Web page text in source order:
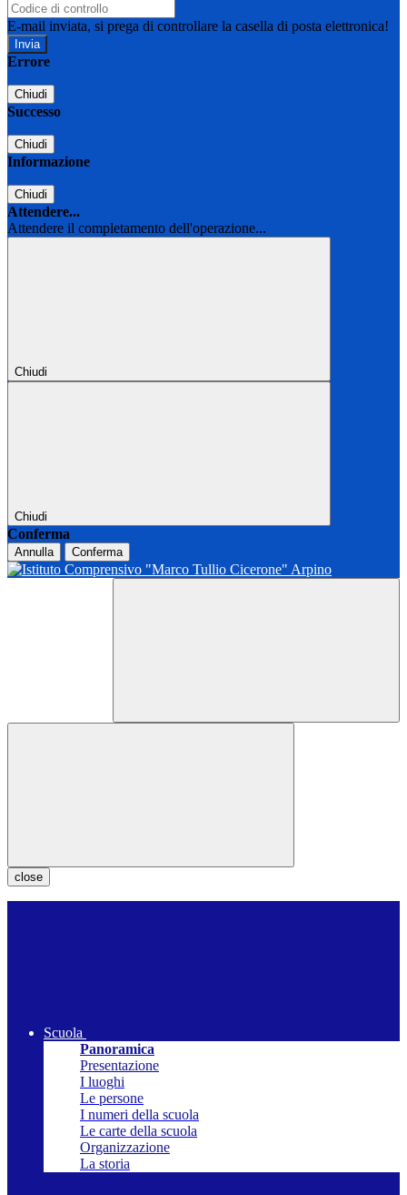
E-mail inviata, si prega di controllare la casella di posta elettronica!
Errore
Chiudi
Successo
Chiudi
Informazione
Chiudi
Attendere...
Attendere il completamento dell'operazione...
Chiudi
Chiudi
Conferma
Annulla Conferma
close
Scuola
Panoramica
Presentazione
I luoghi
Le persone
I numeri della scuola
Le carte della scuola
Organizzazione
La storia